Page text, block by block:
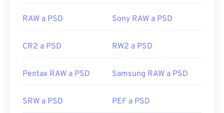
RAW a PSD Sony RAW a PSD
CR2 a PSD RW2 a PSD
Pentax RAW a PSD Samsung RAW a PSD
SRW a PSD PEF a PSD